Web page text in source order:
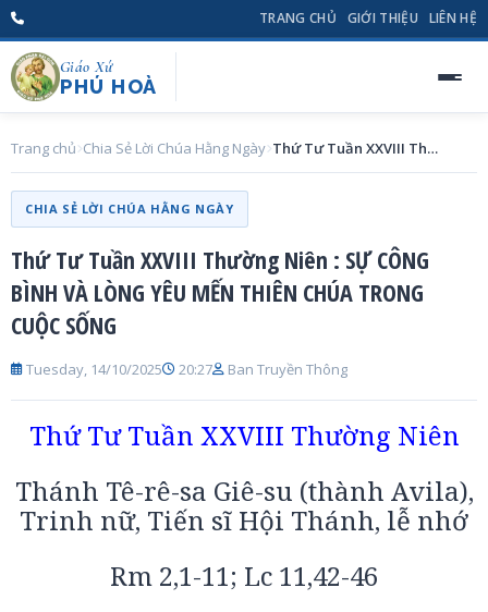
TRANG CHỦ GIỚI THIỆU LIÊN HỆ
Giáo Xứ
PHÚ HOÀ
Trang chủ Chia Sẻ Lời Chúa Hằng Ngày Thứ Tư Tuần XXVIII Thường Niên : SỰ CÔNG BÌNH VÀ LÒNG YÊU MẾN THIÊN CHÚA TRONG CUỘC SỐNG
CHIA SẺ LỜI CHÚA HẰNG NGÀY
Thứ Tư Tuần XXVIII Thường Niên : SỰ CÔNG
BÌNH VÀ LÒNG YÊU MẾN THIÊN CHÚA TRONG
CUỘC SỐNG
Tuesday, 14/10/2025 20:27 Ban Truyền Thông
Thứ Tư Tuần XXVIII Thường Niên
Thánh Tê-rê-sa Giê-su (thành Avila),
Trinh nữ, Tiến sĩ Hội Thánh, lễ nhớ
Rm 2,1-11; Lc 11,42-46